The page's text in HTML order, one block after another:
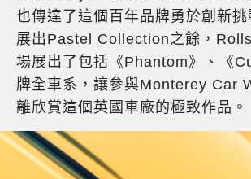
也傳達了這個百年品牌勇於創新
展出Pastel Collection之餘，
場展出了包括《Phantom》、《
牌全車系，讓參與Monterey Car
離欣賞這個英國車廠的極致作品。